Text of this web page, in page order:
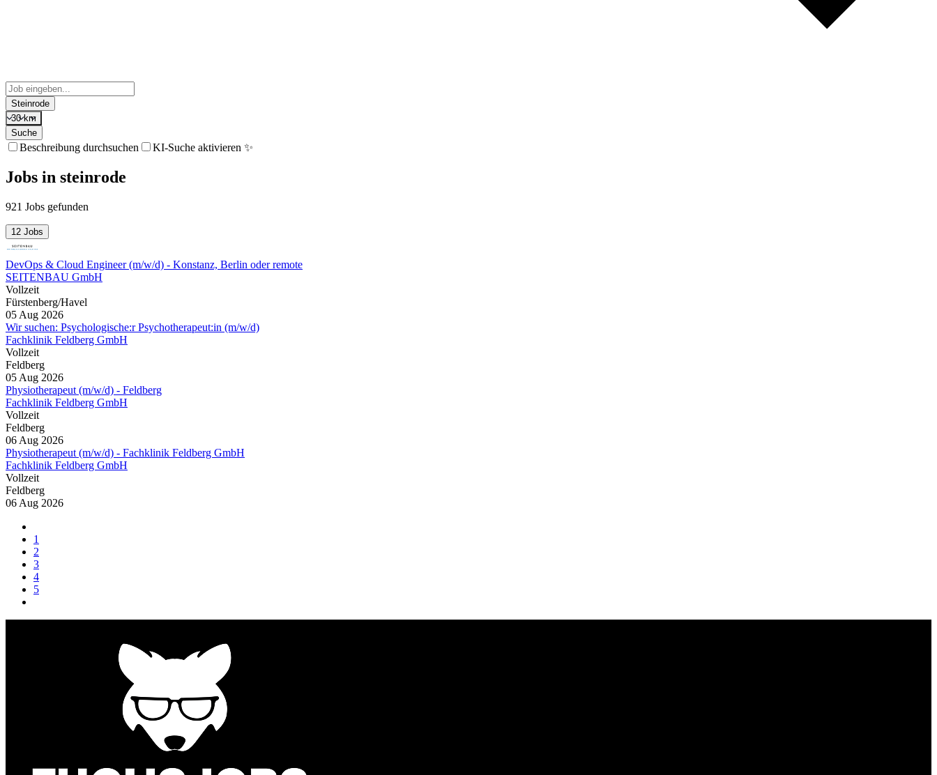
Steinrode
30 km
Suche
Beschreibung durchsuchen KI-Suche aktivieren ✨
Jobs in steinrode
921 Jobs gefunden
12 Jobs
DevOps & Cloud Engineer (m/w/d) - Konstanz, Berlin oder remote
SEITENBAU GmbH
Vollzeit
Fürstenberg/Havel
05 Aug 2026
Wir suchen: Psychologische:r Psychotherapeut:in (m/w/d)
Fachklinik Feldberg GmbH
Vollzeit
Feldberg
05 Aug 2026
Physiotherapeut (m/w/d) - Feldberg
Fachklinik Feldberg GmbH
Vollzeit
Feldberg
06 Aug 2026
Physiotherapeut (m/w/d) - Fachklinik Feldberg GmbH
Fachklinik Feldberg GmbH
Vollzeit
Feldberg
06 Aug 2026
1
2
3
4
5